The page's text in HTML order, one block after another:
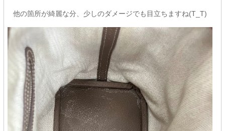
他の箇所が綺麗な分、少しのダメージでも目立ちますね(T_T)